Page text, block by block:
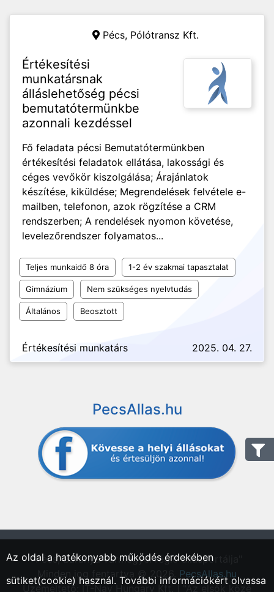
Pécs, Pólótransz Kft.
Értékesítési
munkatársnak
álláslehetőség pécsi
bemutatótermünkbe
azonnali kezdéssel
Fő feladata pécsi Bemutatótermünkben
értékesítési feladatok ellátása, lakossági és
céges vevőkör kiszolgálása; Árajánlatok
készítése, kiküldése; Megrendelések felvétele e-
mailben, telefonon, azok rögzítése a CRM
rendszerben; A rendelések nyomon követése,
levelezőrendszer folyamatos...
Teljes munkaidő 8 óra 1-2 év szakmai tapasztalat
Gimnázium Nem szükséges nyelvtudás
Általános Beosztott
Értékesítési munkatárs 2025. 04. 27.
PecsAllas.hu
"Pécs, Baranya vármegyei régió állásportálja"
Minden jog fentartva © 2026. PecsAllas.hu
Üzemeltető: IT-Nav Hungary Kft. | "Az elsők közé
Az oldal a hatékonyabb működés érdekében
sütiket(cookie) használ. További információkért olvassa